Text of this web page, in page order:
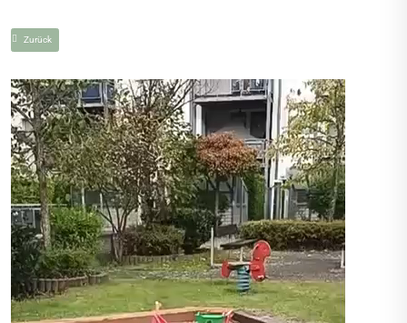
Zurück